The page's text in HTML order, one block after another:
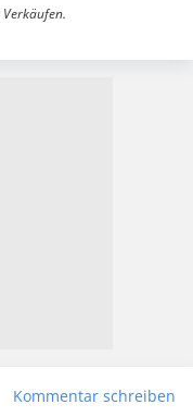
Kommentar schreiben